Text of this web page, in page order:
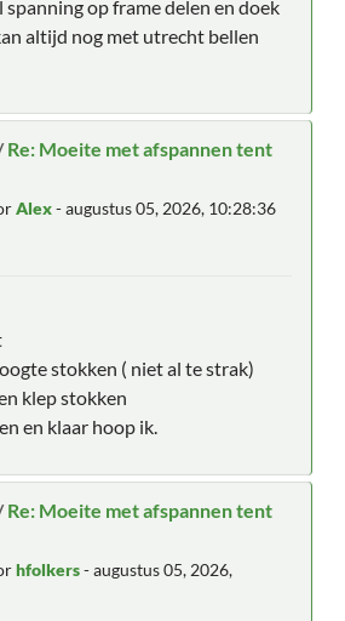
op frame delen en doek
altijd nog met utrecht bellen
Re: Moeite met afspannen tent
Alex- augustus 05, 2026, 10:28:36
stokken ( niet al te strak)
klep stokken
en klaar hoop ik.
Re: Moeite met afspannen tent
hfolkers- augustus 05, 2026,